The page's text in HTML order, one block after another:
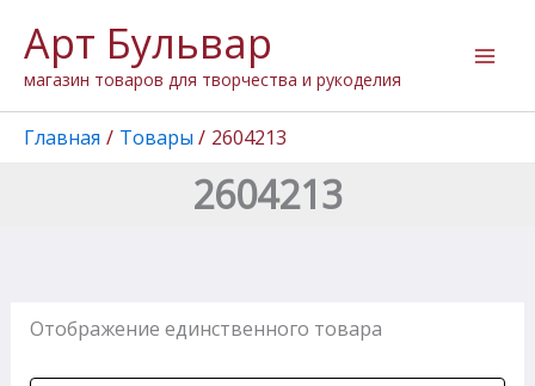
содержимому
Арт Бульвар
магазин товаров для творчества и рукоделия
Главная Товары 2604213
2604213
Отображение единственного товара